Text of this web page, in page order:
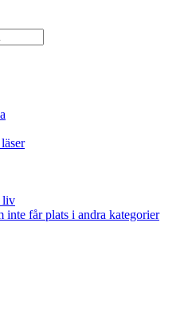
liv
inte får plats i andra kategorier